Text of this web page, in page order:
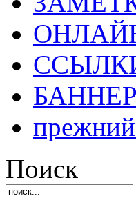
Поиск